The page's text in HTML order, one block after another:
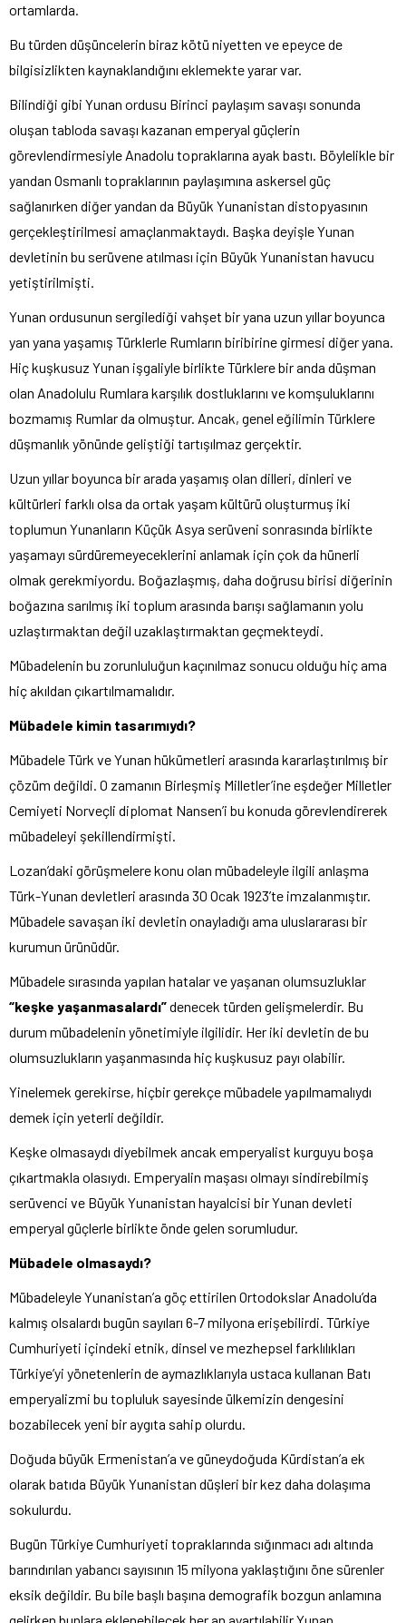
ortamlarda.
Bu türden düşüncelerin biraz kötü niyetten ve epeyce de
bilgisizlikten kaynaklandığını eklemekte yarar var.
Bilindiği gibi Yunan ordusu Birinci paylaşım savaşı sonunda
oluşan tabloda savaşı kazanan emperyal güçlerin
görevlendirmesiyle Anadolu topraklarına ayak bastı. Böylelikle bir
yandan Osmanlı topraklarının paylaşımına askersel güç
sağlanırken diğer yandan da Büyük Yunanistan distopyasının
gerçekleştirilmesi amaçlanmaktaydı. Başka deyişle Yunan
devletinin bu serüvene atılması için Büyük Yunanistan havucu
yetiştirilmişti.
Yunan ordusunun sergilediği vahşet bir yana uzun yıllar boyunca
yan yana yaşamış Türklerle Rumların biribirine girmesi diğer yana.
Hiç kuşkusuz Yunan işgaliyle birlikte Türklere bir anda düşman
olan Anadolulu Rumlara karşılık dostluklarını ve komşuluklarını
bozmamış Rumlar da olmuştur. Ancak, genel eğilimin Türklere
düşmanlık yönünde geliştiği tartışılmaz gerçektir.
Uzun yıllar boyunca bir arada yaşamış olan dilleri, dinleri ve
kültürleri farklı olsa da ortak yaşam kültürü oluşturmuş iki
toplumun Yunanların Küçük Asya serüveni sonrasında birlikte
yaşamayı sürdüremeyeceklerini anlamak için çok da hünerli
olmak gerekmiyordu. Boğazlaşmış, daha doğrusu birisi diğerinin
boğazına sarılmış iki toplum arasında barışı sağlamanın yolu
uzlaştırmaktan değil uzaklaştırmaktan geçmekteydi.
Mübadelenin bu zorunluluğun kaçınılmaz sonucu olduğu hiç ama
hiç akıldan çıkartılmamalıdır.
Mübadele kimin tasarımıydı?
Mübadele Türk ve Yunan hükümetleri arasında kararlaştırılmış bir
çözüm değildi. O zamanın Birleşmiş Milletler’ine eşdeğer Milletler
Cemiyeti Norveçli diplomat Nansen’i bu konuda görevlendirerek
mübadeleyi şekillendirmişti.
Lozan’daki görüşmelere konu olan mübadeleyle ilgili anlaşma
Türk-Yunan devletleri arasında 30 Ocak 1923’te imzalanmıştır.
Mübadele savaşan iki devletin onayladığı ama uluslararası bir
kurumun ürünüdür.
Mübadele sırasında yapılan hatalar ve yaşanan olumsuzluklar
“keşke yaşanmasalardı”denecek türden gelişmelerdir. Bu
durum mübadelenin yönetimiyle ilgilidir. Her iki devletin de bu
olumsuzlukların yaşanmasında hiç kuşkusuz payı olabilir.
Yinelemek gerekirse, hiçbir gerekçe mübadele yapılmamalıydı
demek için yeterli değildir.
Keşke olmasaydı diyebilmek ancak emperyalist kurguyu boşa
çıkartmakla olasıydı. Emperyalin maşası olmayı sindirebilmiş
serüvenci ve Büyük Yunanistan hayalcisi bir Yunan devleti
emperyal güçlerle birlikte önde gelen sorumludur.
Mübadele olmasaydı?
Mübadeleyle Yunanistan’a göç ettirilen Ortodokslar Anadolu’da
kalmış olsalardı bugün sayıları 6-7 milyona erişebilirdi. Türkiye
Cumhuriyeti içindeki etnik, dinsel ve mezhepsel farklılıkları
Türkiye’yi yönetenlerin de aymazlıklarıyla ustaca kullanan Batı
emperyalizmi bu topluluk sayesinde ülkemizin dengesini
bozabilecek yeni bir aygıta sahip olurdu.
Doğuda büyük Ermenistan’a ve güneydoğuda Kürdistan’a ek
olarak batıda Büyük Yunanistan düşleri bir kez daha dolaşıma
sokulurdu.
Bugün Türkiye Cumhuriyeti topraklarında sığınmacı adı altında
barındırılan yabancı sayısının 15 milyona yaklaştığını öne sürenler
eksik değildir. Bu bile başlı başına demografik bozgun anlamına